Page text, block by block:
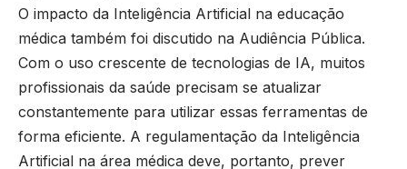
O impacto da Inteligência Artificial na educação
médica também foi discutido na Audiência Pública.
Com o uso crescente de tecnologias de IA, muitos
profissionais da saúde precisam se atualizar
constantemente para utilizar essas ferramentas de
forma eficiente. A regulamentação da Inteligência
Artificial na área médica deve, portanto, prever